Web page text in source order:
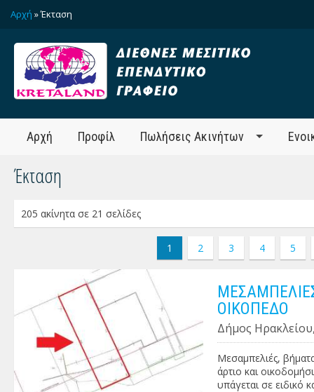
Αρχή » Έκταση
Αρχή Προφίλ Πωλήσεις Ακινήτων
Έκταση
205 ακίνητα σε 21 σελίδες
1 2 3 4 5
ΟΙΚΟΠΕΔΟ
Δήμος
Μεσαμπελιές,
άρτιο και
υπάγεται σε ειδικό